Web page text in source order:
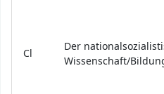
Cl
Der
Wissenschaft/